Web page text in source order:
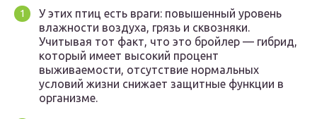
У этих птиц есть враги: повышенный уровень
влажности воздуха, грязь и сквозняки.
Учитывая тот факт, что это бройлер — гибрид,
который имеет высокий процент
выживаемости, отсутствие нормальных
условий жизни снижает защитные функции в
организме.